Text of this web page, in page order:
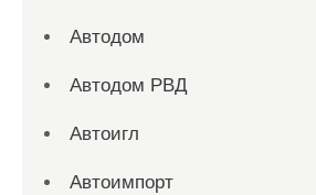
Автодом
Автодом РВД
Автоигл
Автоимпорт